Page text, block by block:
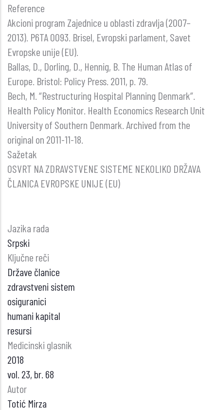
Reference
Akcioni program Zajednice u oblasti zdravlja (2007–
2013). P6TA 0093. Brisel, Evropski parlament, Savet
Evropske unije (EU).
Ballas, D., Dorling, D., Hennig, B. The Human Atlas of
Europe. Bristol: Policy Press. 2011, p. 79.
Bech, M. “Restructuring Hospital Planning Denmark”.
Health Policy Monitor. Health Economics Research Unit
University of Southern Denmark. Archived from the
original on 2011-11-18.
Sažetak
OSVRT NA ZDRAVSTVENE SISTEME NEKOLIKO DRŽAVA
ČLANICA EVROPSKE UNIJE (EU)
Jazika rada
Srpski
Ključne reči
Države članice
zdravstveni sistem
osiguranici
humani kapital
resursi
Medicinski glasnik
2018
vol. 23, br. 68
Autor
Totić Mirza